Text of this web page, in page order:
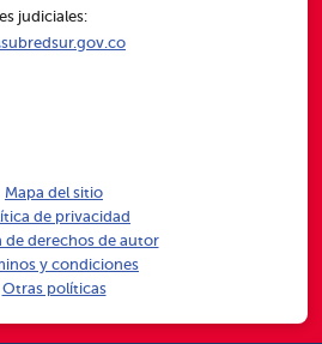
judiciales:
Mapa del sitio
de privacidad
de derechos de autor
y condiciones
Otras políticas